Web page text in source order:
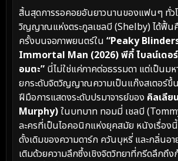
สิ้นสุดการรอคอยอันยาวนานของแฟนๆ ทั่ว
วิญญาณแห่งตระกูลเชลบี (Shelby) ได้ฟื้
ครั้งบนจอภาพยนตร์ใน “Peaky
Immortal Man (2026) พีกี้ ไบลน์เดอ
อมตะ” นี่ไม่ใช่แค่ภาคต่อธรรมดา แต่เป็นม
ยกระดับจิตวิญญาณความเป็นแก๊งสเตอร์ขึ้
ฝีมือการแสดงระดับปรมาจารย์ของ คิลเลีย
Murphy)ในบทบาท ทอมมี่ เชลบี
ละครที่เป็นไอคอนิกแห่งยุคสมัย หนังเรื่อง
ดั้งเดิมของความดาร์ก ควันบุหรี่ และกลิ่นอ
เติมด้วยความลึกซึ้งเชิงจิตวิทยาที่กรีดลึกถึ